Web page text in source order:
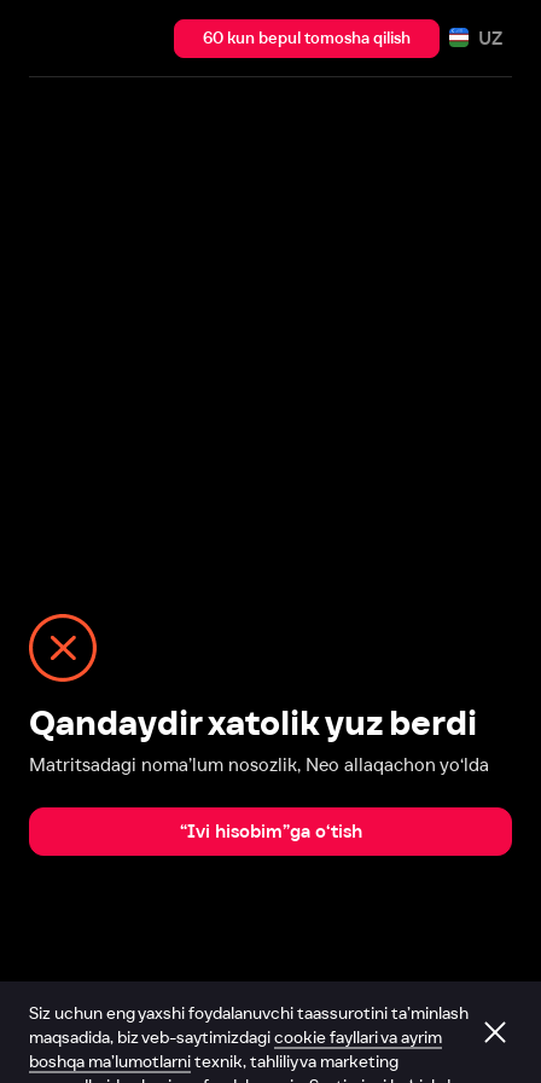
60 kun bepul tomosha qilish UZ
Qandaydir xatolik yuz berdi
Matritsadagi noma’lum nosozlik, Neo allaqachon yo‘lda
“Ivi hisobim”ga o‘tish
Siz uchun eng yaxshi foydalanuvchi taassurotini ta’minlash
maqsadida, biz veb-saytimizdagicookie fayllari va ayrim
boshqa ma’lumotlarnitexnik, tahliliy va marketing